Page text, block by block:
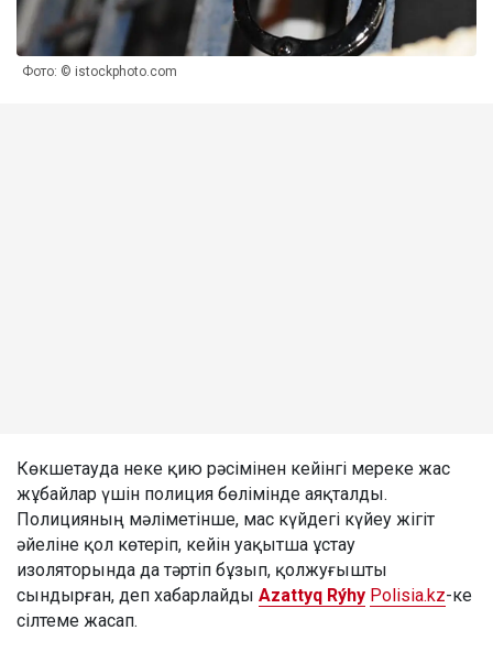
Фото: © istockphoto.com
Көкшетауда неке қию рәсімінен кейінгі мереке жас
жұбайлар үшін полиция бөлімінде аяқталды.
Полицияның мәліметінше, мас күйдегі күйеу жігіт
әйеліне қол көтеріп, кейін уақытша ұстау
изоляторында да тәртіп бұзып, қолжуғышты
сындырған, деп хабарлайды Azattyq Rýhy Polisia.kz-ке
сілтеме жасап.